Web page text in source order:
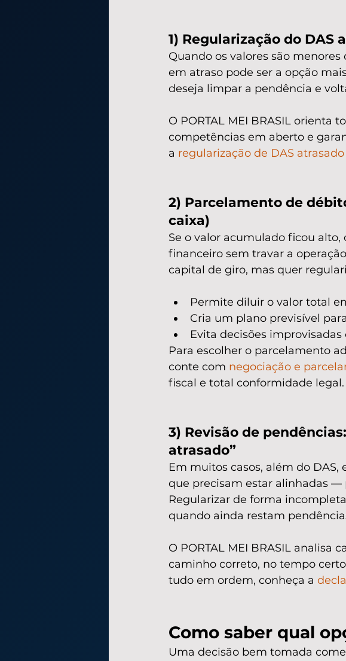
1) Regularização do
Quando os valores são
em atraso pode ser a opção
deseja limpar a pendência e
O PORTAL MEI BRASIL orienta
competências em aberto e
a regularização de DAS atrasado
2) Parcelamento de
caixa)
Se o valor acumulado ficou
financeiro sem travar a
capital de giro, mas quer
Permite diluir o valor total
Cria um plano previsível
Evita decisões
Para escolher o parcelamento
conte com negociação e
fiscal e total conformidade legal.
3) Revisão de
atrasado”
Em muitos casos, além do
que precisam estar alinhadas —
Regularizar de forma
quando ainda restam
O PORTAL MEI BRASIL
caminho correto, no tempo
tudo em ordem, conheça a
Como saber qual
Uma decisão bem tomada